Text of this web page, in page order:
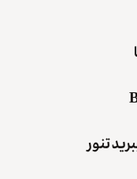
تنور